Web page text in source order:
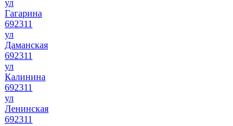
ул
Гагарина
692311
ул
Даманская
692311
ул
Калинина
692311
ул
Ленинская
692311